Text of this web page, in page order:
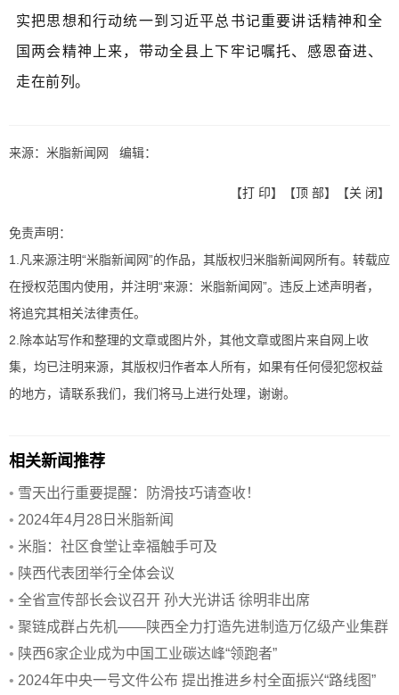
实把思想和行动统一到习近平总书记重要讲话精神和全
国两会精神上来，带动全县上下牢记嘱托、感恩奋进、
走在前列。
来源：米脂新闻网 编辑：
【打 印】【顶 部】【关 闭】
免责声明：
1.凡来源注明“米脂新闻网”的作品，其版权归米脂新闻网所有。转载应
在授权范围内使用，并注明“来源：米脂新闻网”。违反上述声明者，
将追究其相关法律责任。
2.除本站写作和整理的文章或图片外，其他文章或图片来自网上收
集，均已注明来源，其版权归作者本人所有，如果有任何侵犯您权益
的地方，请联系我们，我们将马上进行处理，谢谢。
相关新闻推荐
• 雪天出行重要提醒：防滑技巧请查收！
• 2024年4月28日米脂新闻
• 米脂：社区食堂让幸福触手可及
• 陕西代表团举行全体会议
• 全省宣传部长会议召开 孙大光讲话 徐明非出席
• 聚链成群占先机——陕西全力打造先进制造万亿级产业集群
• 陕西6家企业成为中国工业碳达峰“领跑者”
• 2024年中央一号文件公布 提出推进乡村全面振兴“路线图”